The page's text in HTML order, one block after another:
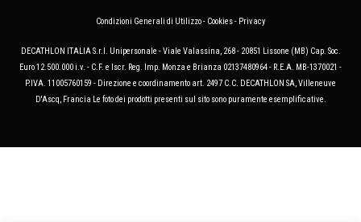
Condizioni Generali di Utilizzo- Cookies- Privacy
DECATHLON ITALIA S.r.l. Unipersonale - Viale Valassina, 268 - 20851 Lissone (MB) Cap. Soc.
Euro 12.500.000 i.v. - C.F. e Iscr. Reg. Imp. Monza e Brianza 02137480964 - R.E.A. MB-1370021 -
P.IVA. 11005760159 - Direzione e coordinamento art. 2497 C.C. DECATHLON SA, Villeneuve
D'Ascq, Francia Le foto dei prodotti presenti sul sito sono puramente esemplificative.